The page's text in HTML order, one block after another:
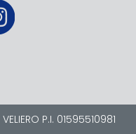
P.I. 01595510981